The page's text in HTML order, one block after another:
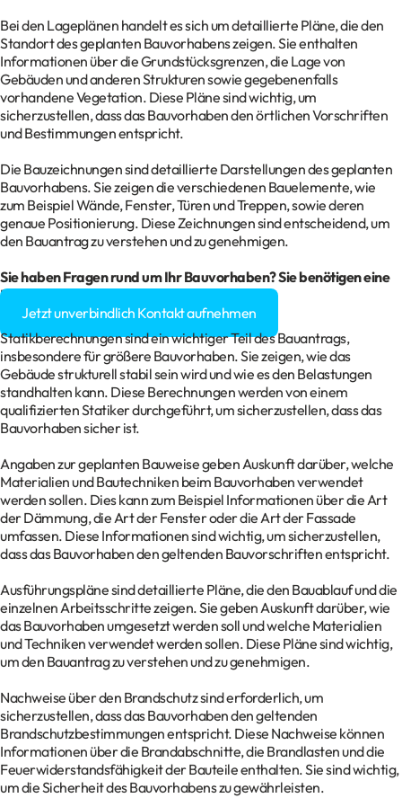
Bei den Lageplänen handelt es sich um detaillierte Pläne, die den
Standort des geplanten Bauvorhabens zeigen. Sie enthalten
Informationen über die Grundstücksgrenzen, die Lage von
Gebäuden und anderen Strukturen sowie gegebenenfalls
vorhandene Vegetation. Diese Pläne sind wichtig, um
sicherzustellen, dass das Bauvorhaben den örtlichen Vorschriften
und Bestimmungen entspricht.
Die Bauzeichnungen sind detaillierte Darstellungen des geplanten
Bauvorhabens. Sie zeigen die verschiedenen Bauelemente, wie
zum Beispiel Wände, Fenster, Türen und Treppen, sowie deren
genaue Positionierung. Diese Zeichnungen sind entscheidend, um
den Bauantrag zu verstehen und zu genehmigen.
Sie haben Fragen rund um Ihr Bauvorhaben? Sie benötigen eine
Baugenehmigung?
Jetzt unverbindlich Kontakt aufnehmen
Statikberechnungen sind ein wichtiger Teil des Bauantrags,
insbesondere für größere Bauvorhaben. Sie zeigen, wie das
Gebäude strukturell stabil sein wird und wie es den Belastungen
standhalten kann. Diese Berechnungen werden von einem
qualifizierten Statiker durchgeführt, um sicherzustellen, dass das
Bauvorhaben sicher ist.
Angaben zur geplanten Bauweise geben Auskunft darüber, welche
Materialien und Bautechniken beim Bauvorhaben verwendet
werden sollen. Dies kann zum Beispiel Informationen über die Art
der Dämmung, die Art der Fenster oder die Art der Fassade
umfassen. Diese Informationen sind wichtig, um sicherzustellen,
dass das Bauvorhaben den geltenden Bauvorschriften entspricht.
Ausführungspläne sind detaillierte Pläne, die den Bauablauf und die
einzelnen Arbeitsschritte zeigen. Sie geben Auskunft darüber, wie
das Bauvorhaben umgesetzt werden soll und welche Materialien
und Techniken verwendet werden sollen. Diese Pläne sind wichtig,
um den Bauantrag zu verstehen und zu genehmigen.
Nachweise über den Brandschutz sind erforderlich, um
sicherzustellen, dass das Bauvorhaben den geltenden
Brandschutzbestimmungen entspricht. Diese Nachweise können
Informationen über die Brandabschnitte, die Brandlasten und die
Feuerwiderstandsfähigkeit der Bauteile enthalten. Sie sind wichtig,
um die Sicherheit des Bauvorhabens zu gewährleisten.